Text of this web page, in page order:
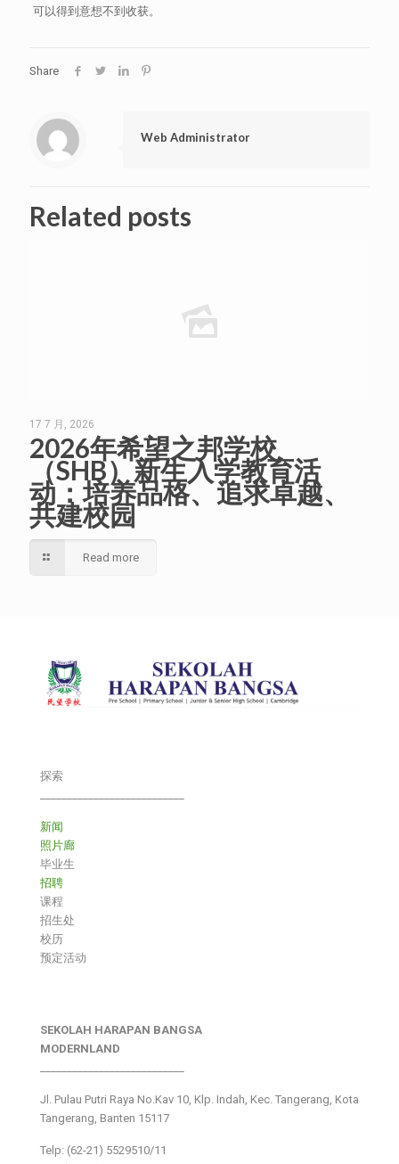
可以得到意想不到收获。
Share
Web Administrator
Related posts
17 7 月, 2026
2026年希望之邦学校
（SHB）新生入学教育活
动：培养品格、追求卓越、
共建校园
Read more
探索
新闻
照片廊
毕业生
招聘
课程
招生处
校历
预定活动
SEKOLAH HARAPAN BANGSA
MODERNLAND
Jl. Pulau Putri Raya No.Kav 10, Klp. Indah, Kec. Tangerang, Kota
Tangerang, Banten 15117
Telp: (62-21) 5529510/11